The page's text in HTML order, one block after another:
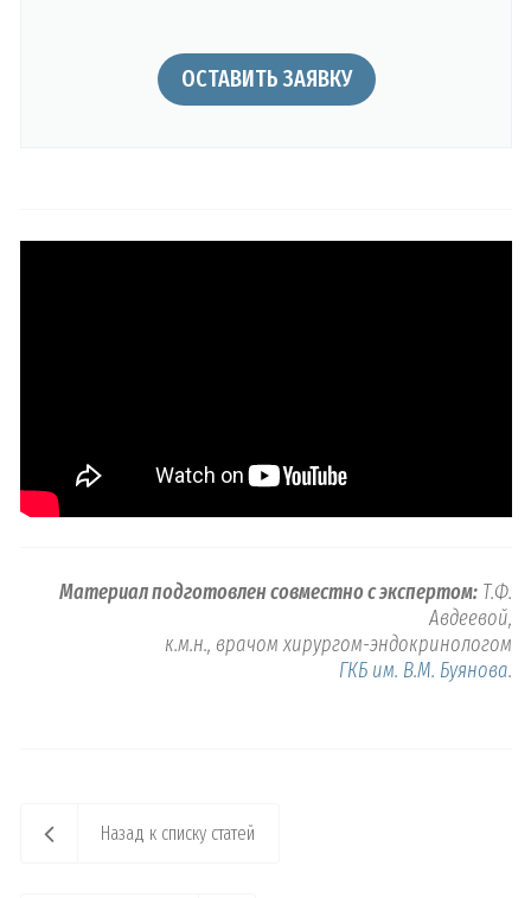
ОСТАВИТЬ ЗАЯВКУ
Материал подготовлен совместно с экспертом: Т.Ф.
Авдеевой,
к.м.н., врачом хирургом-эндокринологом
ГКБ им. В.М. Буянова.
Назад к списку статей